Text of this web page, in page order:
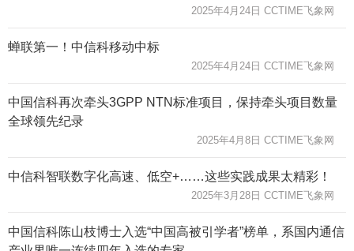
2025年4月24日 CCTIME飞象网
蝉联第一！中信科移动中标
2025年4月24日 CCTIME飞象网
中国信科再次牵头3GPP NTN标准项目，保持牵头项目数量
全球领先纪录
2025年4月8日 CCTIME飞象网
中信科智联数字化高速、低空+……这些实践成果太精彩！
2025年3月28日 CCTIME飞象网
中国信科陈山枝博士入选“中国高被引学者”榜单，系国内通信